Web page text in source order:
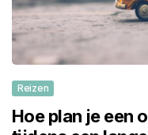
Reizen
Hoe plan je een